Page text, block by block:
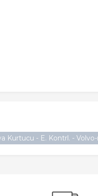
Kurtucu - E. Kontrl. - Volvo-